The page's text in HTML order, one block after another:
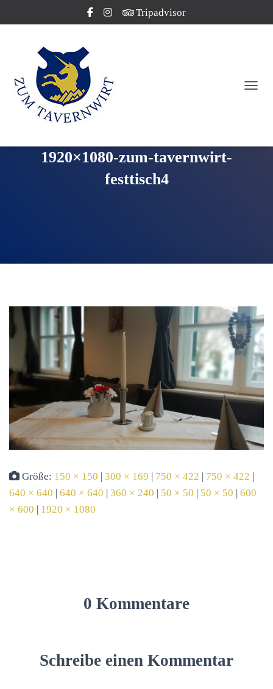
Tripadvisor
1920×1080-zum-tavernwirt-
festtisch4
Größe: 150 × 150 | 300 × 169 | 750 × 422 | 750 × 422 |
640 × 640 | 640 × 640 | 360 × 240 | 50 × 50 | 50 × 50 | 600
× 600 | 1920 × 1080
0 Kommentare
Schreibe einen Kommentar